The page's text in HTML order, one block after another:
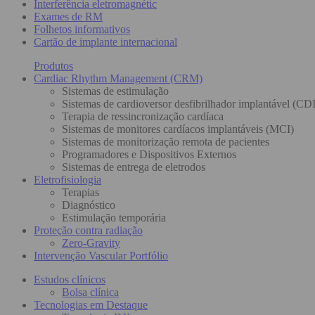
Interferência eletromagnétic
Exames de RM
Folhetos informativos
Cartão de implante internacional
Produtos
Cardiac Rhythm Management (CRM)
Sistemas de estimulação
Sistemas de cardioversor desfibrilhador implantável
Terapia de ressincronização cardíaca
Sistemas de monitores cardíacos implantáveis (MCI)
Sistemas de monitorização remota de pacientes
Programadores e Dispositivos Externos
Sistemas de entrega de eletrodos
Eletrofisiologia
Terapias
Diagnóstico
Estimulação temporária
Proteção contra radiação
Zero-Gravity
Intervenção Vascular Portfólio
Estudos clínicos
Bolsa clínica
Tecnologias em Destaque